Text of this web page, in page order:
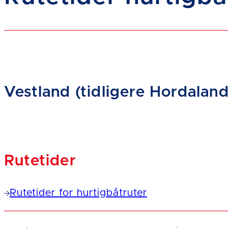
Vestland (tidligere
Rutetider
Rutetider for hurtigbåtruter